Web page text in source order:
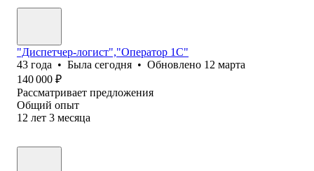
"Диспетчер-логист","Оператор 1С"
43 года • Была сегодня • Обновлено 12 марта
140 000 ₽
Рассматривает предложения
Общий опыт
12 лет 3 месяца